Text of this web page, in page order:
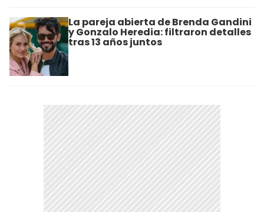
La pareja abierta de Brenda Gandini
y Gonzalo Heredia: filtraron detalles
tras 13 años juntos